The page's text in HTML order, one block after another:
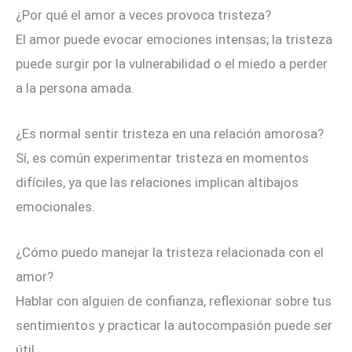
¿Por qué el amor a veces provoca tristeza?
El amor puede evocar emociones intensas; la tristeza
puede surgir por la vulnerabilidad o el miedo a perder
a la persona amada.
¿Es normal sentir tristeza en una relación amorosa?
Sí, es común experimentar tristeza en momentos
difíciles, ya que las relaciones implican altibajos
emocionales.
¿Cómo puedo manejar la tristeza relacionada con el
amor?
Hablar con alguien de confianza, reflexionar sobre tus
sentimientos y practicar la autocompasión puede ser